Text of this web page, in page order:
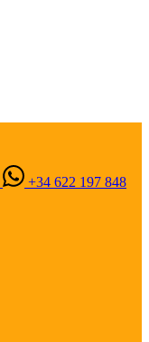
+34 622 197 848